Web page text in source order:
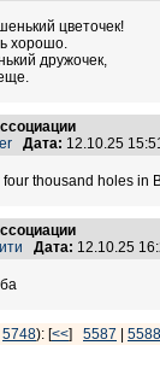
цветочек!
хорошо.
дружочек,
Дата: 12.10.25
four thousand holes in
Дата: 12.10.25
5748): [<<] 5587
5588